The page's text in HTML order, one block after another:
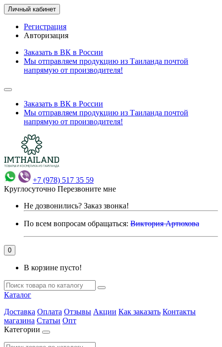
Личный кабинет
Регистрация
Авторизация
Заказать в ВК в России
Мы отправляем продукцию из Таиланда почтой
напрямую от производителя!
Заказать в ВК в России
Мы отправляем продукцию из Таиланда почтой
напрямую от производителя!
+7 (978) 517 35 59
Круглосуточно Перезвоните мне
Не дозвонились? Заказ звонка!
По всем вопросам обращаться: Виктория Артюхова
0
В корзине пусто!
Каталог
Доставка Оплата Отзывы Акции Как заказать Контакты
магазина Статьи Опт
Категории